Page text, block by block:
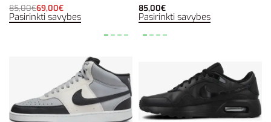
85,00€69,00€
Pasirinkti savybes
85,00€
Pasirinkti savybes